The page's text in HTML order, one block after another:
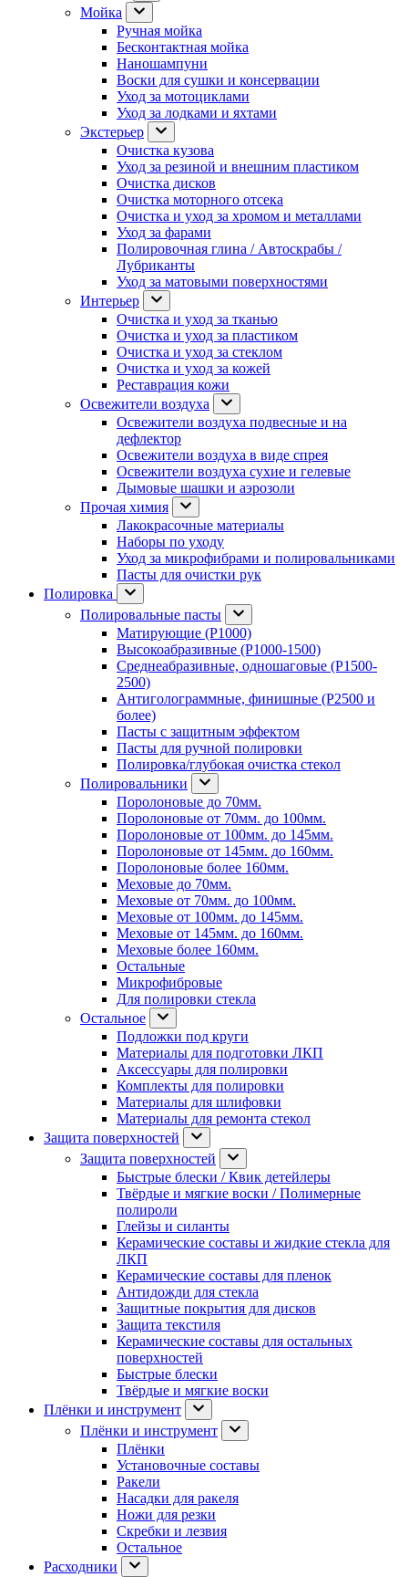
Мойка
Ручная мойка
Бесконтактная мойка
Наношампуни
Воски для сушки и консервации
Уход за мотоциклами
Уход за лодками и яхтами
Экстерьер
Очистка кузова
Уход за резиной и внешним пластиком
Очистка дисков
Очистка моторного отсека
Очистка и уход за хромом и металлами
Уход за фарами
Полировочная глина / Автоскрабы /
Лубриканты
Уход за матовыми поверхностями
Интерьер
Очистка и уход за тканью
Очистка и уход за пластиком
Очистка и уход за стеклом
Очистка и уход за кожей
Реставрация кожи
Освежители воздуха
Освежители воздуха подвесные и на
дефлектор
Освежители воздуха в виде спрея
Освежители воздуха сухие и гелевые
Дымовые шашки и аэрозоли
Прочая химия
Лакокрасочные материалы
Наборы по уходу
Уход за микрофибрами и полировальниками
Пасты для очистки рук
Полировка
Полировальные пасты
Матирующие (P1000)
Высокоабразивные (P1000-1500)
Среднеабразивные, одношаговые (P1500-
2500)
Антиголограммные, финишные (P2500 и
более)
Пасты с защитным эффектом
Пасты для ручной полировки
Полировка/глубокая очистка стекол
Полировальники
Поролоновые до 70мм.
Поролоновые от 70мм. до 100мм.
Поролоновые от 100мм. до 145мм.
Поролоновые от 145мм. до 160мм.
Поролоновые более 160мм.
Меховые до 70мм.
Меховые от 70мм. до 100мм.
Меховые от 100мм. до 145мм.
Меховые от 145мм. до 160мм.
Меховые более 160мм.
Остальные
Микрофибровые
Для полировки стекла
Остальное
Подложки под круги
Материалы для подготовки ЛКП
Аксессуары для полировки
Комплекты для полировки
Материалы для шлифовки
Материалы для ремонта стекол
Защита поверхностей
Защита поверхностей
Быстрые блески / Квик детейлеры
Твёрдые и мягкие воски / Полимерные
полироли
Глейзы и силанты
Керамические составы и жидкие стекла для
ЛКП
Керамические составы для пленок
Антидожди для стекла
Защитные покрытия для дисков
Защита текстиля
Керамические составы для остальных
поверхностей
Быстрые блески
Твёрдые и мягкие воски
Плёнки и инструмент
Плёнки и инструмент
Плёнки
Установочные составы
Ракели
Насадки для ракеля
Ножи для резки
Скребки и лезвия
Остальное
Расходники